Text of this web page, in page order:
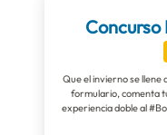
Concurso
Que el invierno se llene
formulario, comenta
experiencia doble al #BoxDelCariño en el